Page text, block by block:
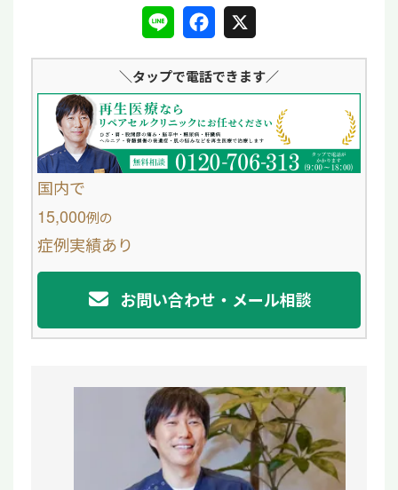
L
n
e
F
c
e
b
o
X
＼タップで電話できます／
国内で
15,000例の
症例実績あり
お問い合わせ・メール相談